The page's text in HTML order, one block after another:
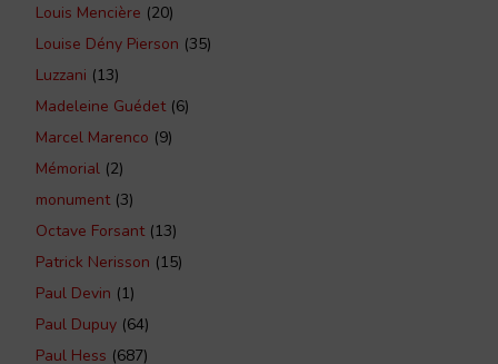
Louis Mencière (20)
Louise Dény Pierson (35)
Luzzani (13)
Madeleine Guédet(6)
Marcel Marenco (9)
Mémorial (2)
monument(3)
Octave Forsant(13)
Patrick Nerisson (15)
Paul Devin (1)
Paul Dupuy (64)
Paul Hess (687)